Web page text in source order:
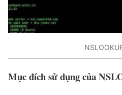
Mục đích sử dụng của